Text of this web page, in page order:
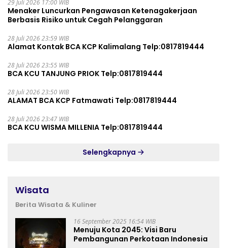
29 Juli 2026 17:00 WIB
Menaker Luncurkan Pengawasan Ketenagakerjaan
Berbasis Risiko untuk Cegah Pelanggaran
28 Juli 2026 23:59 WIB
Alamat Kontak BCA KCP Kalimalang Telp:0817819444
28 Juli 2026 23:55 WIB
BCA KCU TANJUNG PRIOK Telp:0817819444
28 Juli 2026 23:50 WIB
ALAMAT BCA KCP Fatmawati Telp:0817819444
28 Juli 2026 23:47 WIB
BCA KCU WISMA MILLENIA Telp:0817819444
Selengkapnya
Wisata
Berita Wisata & Kuliner
16 September 2025 16:54 WIB
Menuju Kota 2045: Visi Baru
Pembangunan Perkotaan Indonesia